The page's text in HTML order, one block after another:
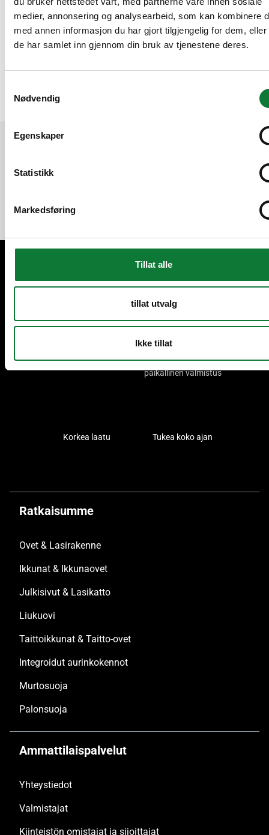
medier, annonsering og analysearbeid, som kan kombinere
med annen informasjon du har gjort tilgjengelig for dem,
de har samlet inn gjennom din bruk av tjenestene deres.
Nødvendig
Egenskaper
Statistikk
Markedsføring
Tillat alle
tillat utvalg
Ikke tillat
Nopeaa yleiskuvaa varten jokaisesta
tuotteesta on saatavilla staattinen EPD sen
vakioversiolle, jossa käytetään Hydro
CIRCAL 75R -alumiinia. Kaikkien EPD:iden
+60 vuoden kokemus
Kansainvälinen läsnäolo,
paikallinen valmistus
Korkea laatu Tukea koko ajan
Ratkaisumme
Ovet & Lasirakenne
Ikkunat & Ikkunaovet
Julkisivut & Lasikatto
Liukuovi
Taittoikkunat & Taitto-ovet
Integroidut aurinkokennot
Murtosuoja
Palonsuoja
Ammattilaispalvelut
Yhteystiedot
Valmistajat
Kiinteistön omistajat ja sijoittajat